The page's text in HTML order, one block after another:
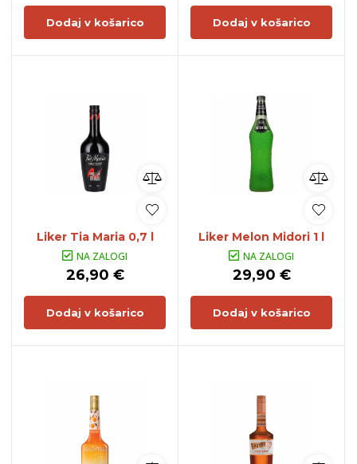
Dodaj v košarico Dodaj v košarico
Liker Tia Maria 0,7 l
NA ZALOGI
26,90 €
Dodaj v košarico
Liker Melon Midori 1 l
NA ZALOGI
29,90 €
Dodaj v košarico